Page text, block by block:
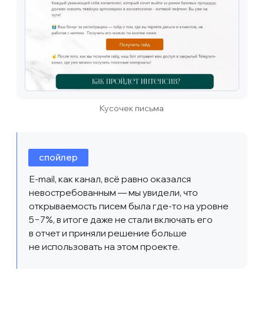
аудитории лучше всего работало
короткое видео, а на подписчиках
длинное. Просто интересное
А вот и самый эффективный креатив: